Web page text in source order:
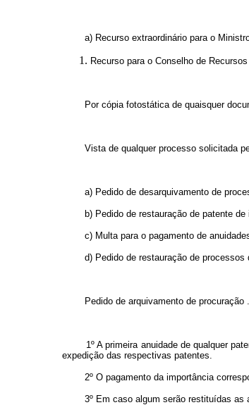
a) Recurso extraordinário para o Ministro
Recurso para o Conselho de
Por cópia fotostática de quaisquer
Vista de qualquer processo solicitada
a) Pedido de desarquivamento de
b) Pedido de restauração de patente de
c) Multa para o pagamento de
d) Pedido de restauração de processos
Pedido de arquivamento de procuração
1º A primeira anuidade de qualquer
expedição das respectivas patentes.
2º O pagamento da importância
3º Em caso algum serão restituídas as